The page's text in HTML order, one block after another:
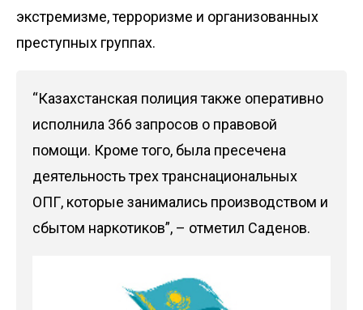
экстремизме, терроризме и организованных
преступных группах.
“Казахстанская полиция также оперативно
исполнила 366 запросов о правовой
помощи. Кроме того, была пресечена
деятельность трех транснациональных
ОПГ, которые занимались производством и
сбытом наркотиков”, – отметил Саденов.